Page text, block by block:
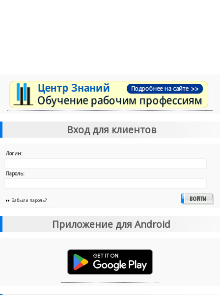
Вход для клиентов
Логин:
Пароль:
Забыли пароль?
Приложение для Android